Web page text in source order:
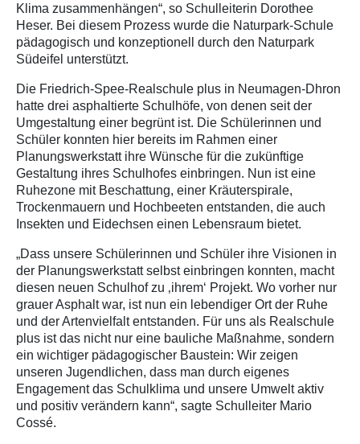
Klima zusammenhängen“, so Schulleiterin Dorothee
Heser. Bei diesem Prozess wurde die Naturpark-Schule
pädagogisch und konzeptionell durch den Naturpark
Südeifel unterstützt.
Die Friedrich-Spee-Realschule plus in Neumagen-Dhron
hatte drei asphaltierte Schulhöfe, von denen seit der
Umgestaltung einer begrünt ist. Die Schülerinnen und
Schüler konnten hier bereits im Rahmen einer
Planungswerkstatt ihre Wünsche für die zukünftige
Gestaltung ihres Schulhofes einbringen. Nun ist eine
Ruhezone mit Beschattung, einer Kräuterspirale,
Trockenmauern und Hochbeeten entstanden, die auch
Insekten und Eidechsen einen Lebensraum bietet.
„Dass unsere Schülerinnen und Schüler ihre Visionen in
der Planungswerkstatt selbst einbringen konnten, macht
diesen neuen Schulhof zu ‚ihrem‘ Projekt. Wo vorher nur
grauer Asphalt war, ist nun ein lebendiger Ort der Ruhe
und der Artenvielfalt entstanden. Für uns als Realschule
plus ist das nicht nur eine bauliche Maßnahme, sondern
ein wichtiger pädagogischer Baustein: Wir zeigen
unseren Jugendlichen, dass man durch eigenes
Engagement das Schulklima und unsere Umwelt aktiv
und positiv verändern kann“, sagte Schulleiter Mario
Cossé.